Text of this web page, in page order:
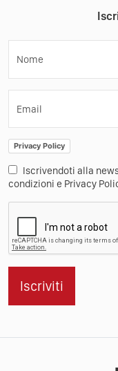
Nome
Email
Privacy Policy
Iscrivendoti alla
condizioni e Privacy
Iscriviti